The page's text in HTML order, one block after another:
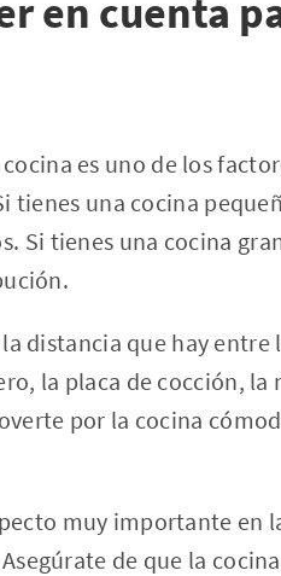
en cuenta
es uno de los
tienes una cocina
Si tienes una cocina
distancia que hay entre
la placa de cocción, la
por la cocina
muy importante en
de que la